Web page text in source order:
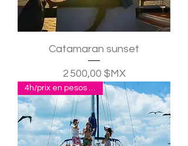
Catamaran sunset
Prix
2 500,00 $MX
4h/prix en pesos pour 10